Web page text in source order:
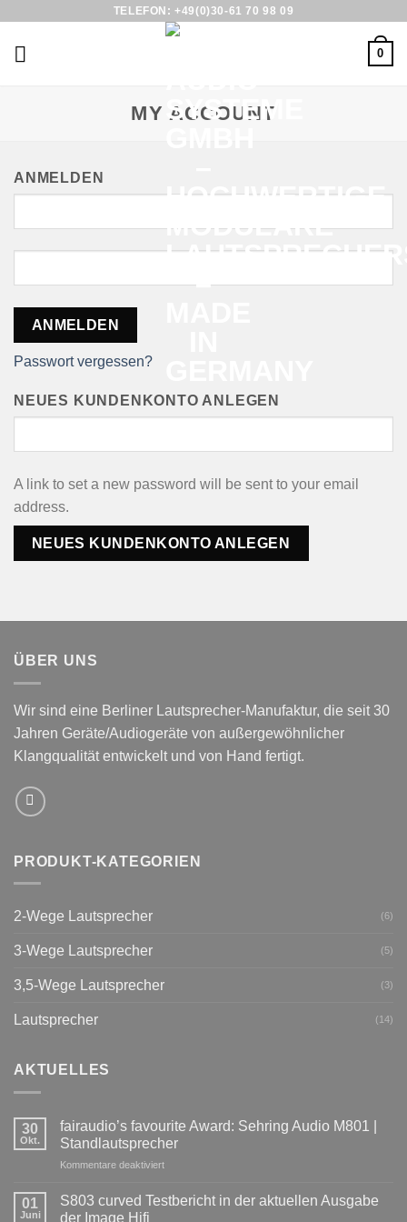
TELEFON: +49(0)30-61 70 98 09
0
MY ACCOUNT
ANMELDEN
ANMELDEN
Passwort vergessen?
NEUES KUNDENKONTO ANLEGEN
A link to set a new password will be sent to your email
address.
NEUES KUNDENKONTO ANLEGEN
ÜBER UNS
Wir sind eine Berliner Lautsprecher-Manufaktur, die seit 30
Jahren Geräte/Audiogeräte von außergewöhnlicher
Klangqualität entwickelt und von Hand fertigt.
PRODUKT-KATEGORIEN
2-Wege Lautsprecher (6)
3-Wege Lautsprecher (5)
3,5-Wege Lautsprecher (3)
Lautsprecher (14)
AKTUELLES
30
Okt.
fairaudio’s favourite Award: Sehring Audio M801 |
Standlautsprecher
Kommentare deaktiviert
favourite
01
Juni
S803 curved Testbericht in der aktuellen Ausgabe
der Image Hifi